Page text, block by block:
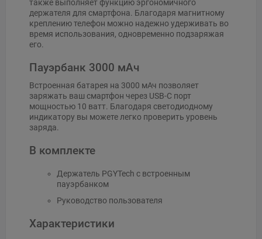
также выполняет функцию эргономичного
держателя для смартфона. Благодаря магнитному
креплению телефон можно надежно удерживать во
время использования, одновременно подзаряжая
его.
Пауэрбанк 3000 мАч
Встроенная батарея на 3000 мАч позволяет
заряжать ваш смартфон через USB-C порт
мощностью 10 ватт. Благодаря светодиодному
индикатору вы можете легко проверить уровень
заряда.
В комплекте
Держатель PGYTech с встроенным
пауэрбанком
Руководство пользователя
Характеристики